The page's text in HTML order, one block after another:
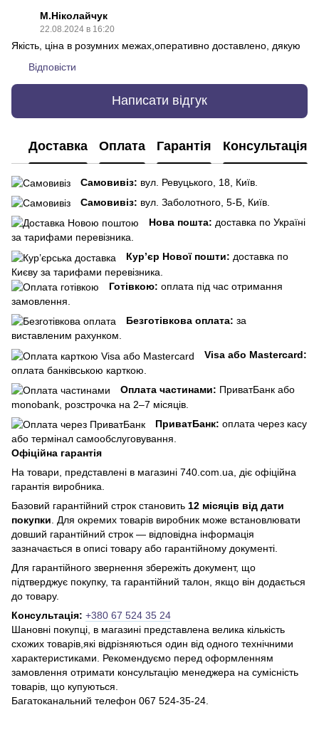
М.Ніколайчук
22.08.2024 в 16:20
Якість, ціна в розумних межах,оперативно доставлено, дякую
Відповісти
Написати відгук
Доставка Оплата Гарантія Консультація
Самовивіз: вул. Ревуцького, 18, Київ.
Самовивіз: вул. Заболотного, 5-Б, Київ.
Нова пошта: доставка по Україні
за тарифами перевізника.
Кур’єр Нової пошти: доставка по
Києву за тарифами перевізника.
Готівкою: оплата під час отримання
замовлення.
Безготівкова оплата: за
виставленим рахунком.
Visa або Mastercard:
оплата банківською карткою.
Оплата частинами: ПриватБанк або
monobank, розстрочка на 2–7 місяців.
ПриватБанк: оплата через касу
або термінал самообслуговування.
Офіційна гарантія
На товари, представлені в магазині 740.com.ua, діє офіційна
гарантія виробника.
Базовий гарантійний строк становить 12 місяців від дати
покупки . Для окремих товарів виробник може встановлювати
довший гарантійний строк — відповідна інформація
зазначається в описі товару або гарантійному документі.
Для гарантійного звернення збережіть документ, що
підтверджує покупку, та гарантійний талон, якщо він додається
до товару.
Консультація: +380 67 524 35 24
Шановні покупці, в магазині представлена ​​велика кількість
схожих товарів,які відрізняються один від одного технічними
характеристиками. Рекомендуємо перед оформленням
замовлення отримати консультацію менеджера на сумісність
товарів, що купуються.
Багатоканальний телефон 067 524-35-24.